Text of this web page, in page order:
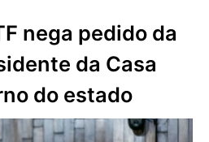
nega pedido da
da Casa
do estado